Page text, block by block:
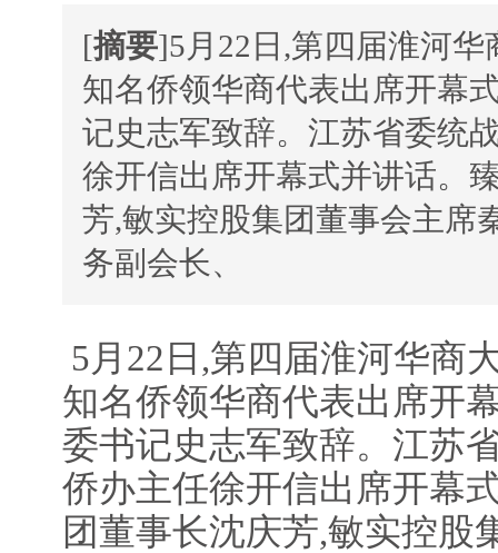
[摘要]5月22日,第四届淮河
知名侨领华商代表出席开幕
记史志军致辞。江苏省委统
徐开信出席开幕式并讲话。
芳,敏实控股集团董事会主席
务副会长、
5月22日,第四届淮河华商
知名侨领华商代表出席开
委书记史志军致辞。江苏
侨办主任徐开信出席开幕
团董事长沈庆芳,敏实控股